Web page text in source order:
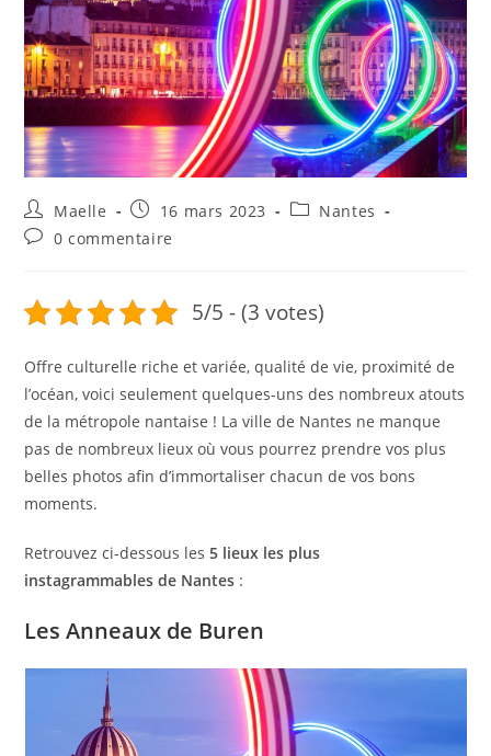
Maelle 16 mars 2023
Nantes
0 commentaire
5/5 - (3 votes)
Offre culturelle riche et variée, qualité de vie, proximité de
l’océan, voici seulement quelques-uns des nombreux atouts
de la métropole nantaise ! La ville de Nantes ne manque
pas de nombreux lieux où vous pourrez prendre vos plus
belles photos afin d’immortaliser chacun de vos bons
moments.
Retrouvez ci-dessous les 5 lieux les plus
instagrammables de Nantes :
Les Anneaux de Buren